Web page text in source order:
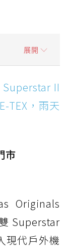
展開
II
，雨天街
v9 GORE-
TEX：
穿搭帥度不
GTX：搭
防水神鞋
TEX：潮
顏值一次攻
II
TEX，雨天
市
Originals
Superstar
現代戶外機